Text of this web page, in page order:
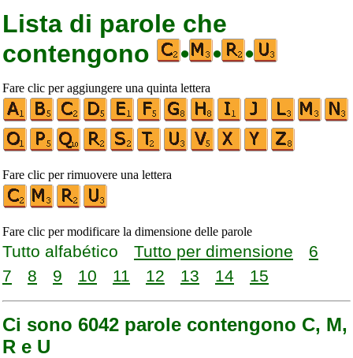
Lista di parole che
contengono
• • •
Fare clic per aggiungere una quinta lettera
Fare clic per rimuovere una lettera
Fare clic per modificare la dimensione delle parole
Tutto alfabético Tutto per dimensione
6
7
8 9 10 11 12 13 14 15
Ci sono 6042 parole contengono C, M,
R e U